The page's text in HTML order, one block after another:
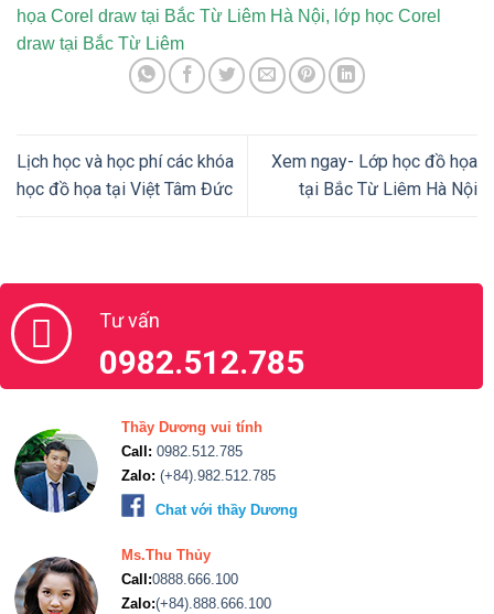
họa Corel draw tại Bắc Từ Liêm Hà Nội, lớp học Corel
draw tại Bắc Từ Liêm
Lịch học và học phí các khóa
học đồ họa tại Việt Tâm Đức
Xem ngay- Lớp học đồ họa
tại Bắc Từ Liêm Hà Nội
Tư vấn
0982.512.785
Thầy Dương vui tính
Call: 0982.512.785
Zalo: (+84).982.512.785
Chat với thầy Dương
Ms.Thu Thủy
Call:0888.666.100
Zalo:(+84).888.666.100